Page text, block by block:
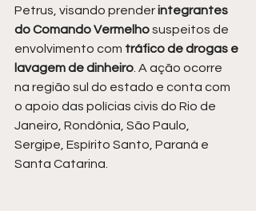
Petrus, visando prender integrantes
do Comando Vermelho suspeitos de
envolvimento com tráfico de drogas e
lavagem de dinheiro . A ação ocorre
na região sul do estado e conta com
o apoio das polícias civis do Rio de
Janeiro, Rondônia, São Paulo,
Sergipe, Espírito Santo, Paraná e
Santa Catarina.